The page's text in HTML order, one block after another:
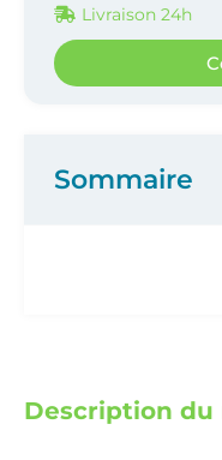
Livraison 24h
Description du
Sommaire